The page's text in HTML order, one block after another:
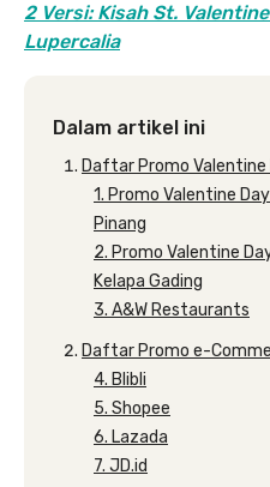
2 Versi: Kisah St.
Lupercalia
Dalam artikel ini
Daftar Promo
1. Promo Valentine
Pinang
2. Promo Valentine
Kelapa Gading
3. A&W Restaurants
Daftar Promo e-
4. Blibli
5. Shopee
6. Lazada
7. JD.id